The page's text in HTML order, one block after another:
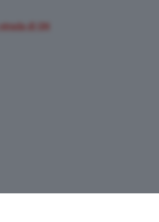
di QN